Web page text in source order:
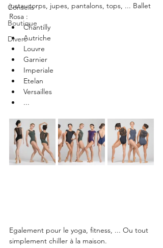
Conseils
Boutique
Divers
justaucorps, jupes, pantalons, tops, ... Ballet
Rosa :
Chantilly
Autriche
Louvre
Garnier
Imperiale
Etelan
Versailles
...
Egalement pour le yoga, fitness, ... Ou tout
simplement chiller à la maison.